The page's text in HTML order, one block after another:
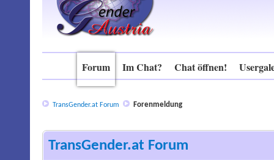
Forum Im Chat? Chat öffnen!
TransGender.at Forum Forenmeldung
TransGender.at Forum